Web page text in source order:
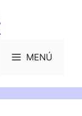
MENÚ